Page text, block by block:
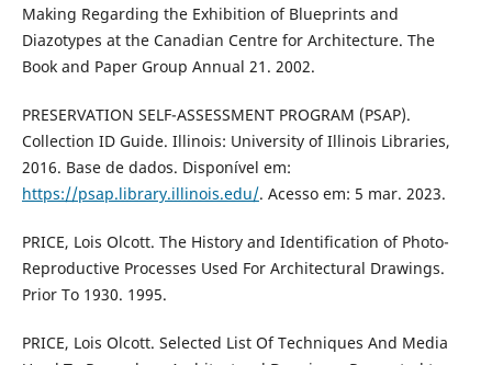
Making Regarding the Exhibition of Blueprints and
Diazotypes at the Canadian Centre for Architecture. The
Book and Paper Group Annual 21. 2002.
PRESERVATION SELF-ASSESSMENT PROGRAM (PSAP).
Collection ID Guide. Illinois: University of Illinois Libraries,
2016. Base de dados. Disponível em:
https://psap.library.illinois.edu/. Acesso em: 5 mar. 2023.
PRICE, Lois Olcott. The History and Identification of Photo-
Reproductive Processes Used For Architectural Drawings.
Prior To 1930. 1995.
PRICE, Lois Olcott. Selected List Of Techniques And Media